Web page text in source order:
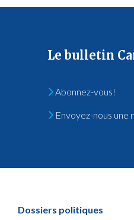
Le bulletin
Abonnez-vous!
Envoyez-nous une
Dossiers politiques